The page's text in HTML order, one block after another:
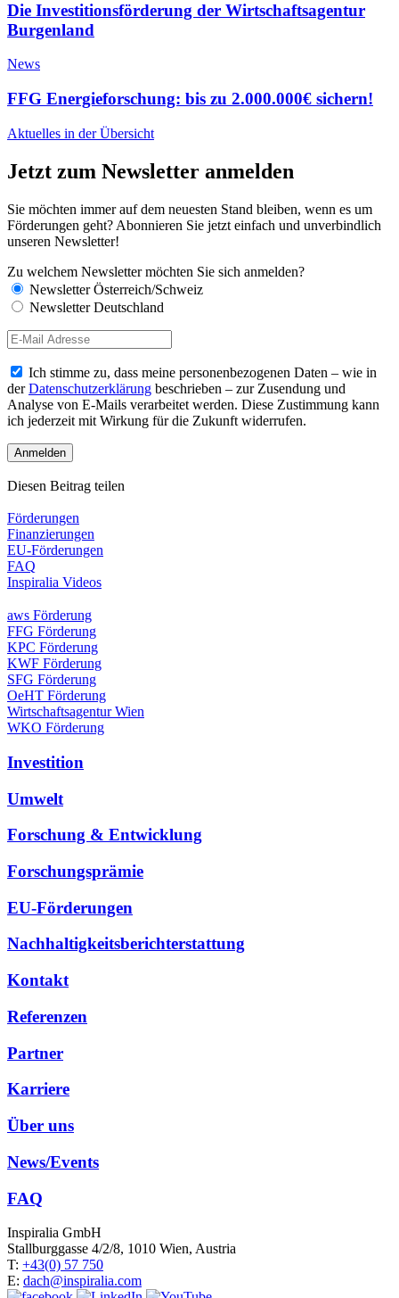
Die Investitionsförderung der Wirtschaftsagentur
Burgenland
News
FFG Energieforschung: bis zu 2.000.000€ sichern!
Aktuelles in der Übersicht
Jetzt zum Newsletter anmelden
Sie möchten immer auf dem neuesten Stand bleiben, wenn es um
Förderungen geht? Abonnieren Sie jetzt einfach und unverbindlich
unseren Newsletter!
Zu welchem Newsletter möchten Sie sich anmelden?
Newsletter Österreich/Schweiz
Newsletter Deutschland
Ich stimme zu, dass meine personenbezogenen Daten – wie in
derDatenschutzerklärung beschrieben – zur Zusendung und
Analyse von E-Mails verarbeitet werden. Diese Zustimmung kann
ich jederzeit mit Wirkung für die Zukunft widerrufen.
Diesen Beitrag teilen
Förderungen
Finanzierungen
EU-Förderungen
FAQ
Inspiralia Videos
aws Förderung
FFG Förderung
KPC Förderung
KWF Förderung
SFG Förderung
OeHT Förderung
Wirtschaftsagentur Wien
WKO Förderung
Investition
Umwelt
Forschung & Entwicklung
Forschungsprämie
EU-Förderungen
Nachhaltigkeitsberichterstattung
Kontakt
Referenzen
Partner
Karriere
Über uns
News/Events
FAQ
Inspiralia GmbH
Stallburggasse 4/2/8, 1010 Wien, Austria
T: +43(0) 57 750
E: dach@inspiralia.com